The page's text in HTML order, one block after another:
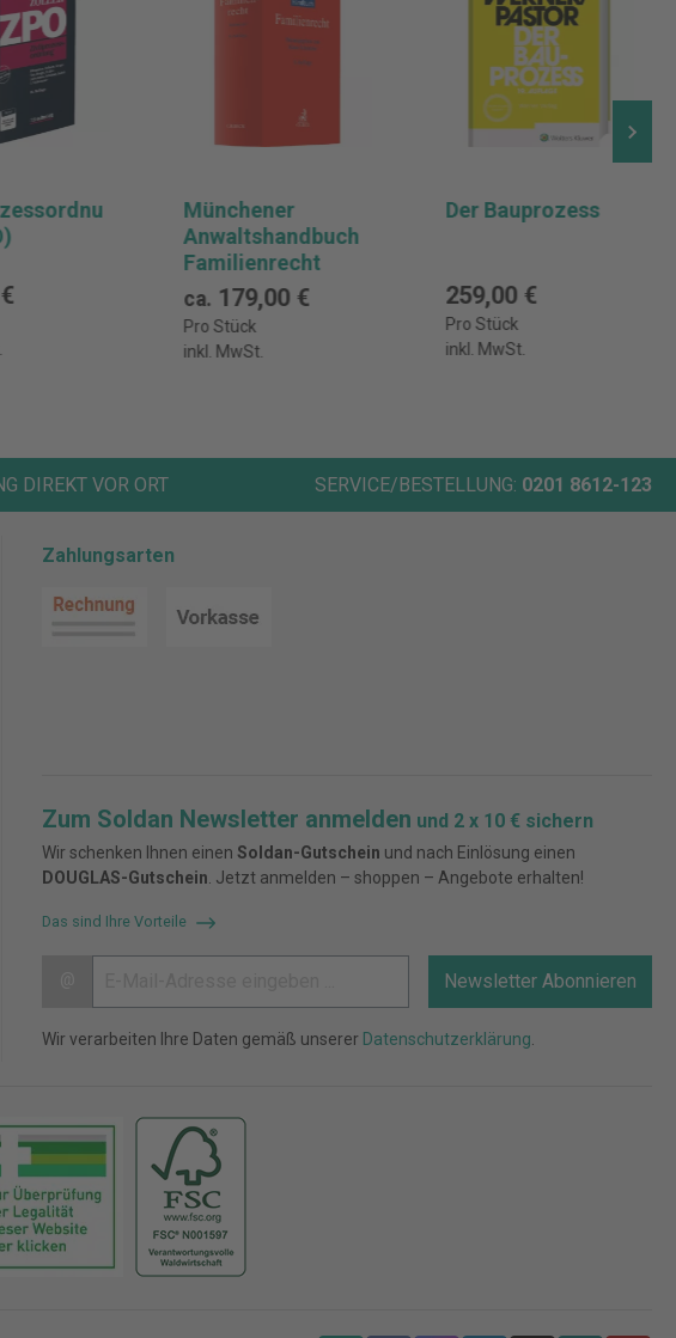
Münchener
Anwaltshandbuch
Familienrecht
ca. 179,00 €
Pro Stück
inkl. MwSt.
Der Bauprozess
259,00 €
Pro Stück
inkl. MwSt.
DIREKT VOR ORT SERVICE/BESTELLUNG: 0201 8612-123
Zahlungsarten
Zum Soldan Newsletter anmelden und 2 x 10 € sichern
Wir schenken Ihnen einen Soldan-Gutschein und nach Einlösung einen
DOUGLAS-Gutschein . Jetzt anmelden – shoppen – Angebote erhalten!
Das sind Ihre Vorteile
Newsletter Abonnieren
Wir verarbeiten Ihre Daten gemäß unserer Datenschutzerklärung